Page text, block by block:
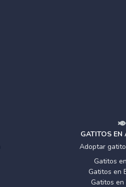
GATITOS EN
Adoptar
Gatitos
Gatitos en
Gatitos en